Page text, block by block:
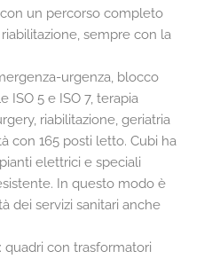
un percorso completo
sempre con la
urgenza, blocco
ISO 5 e ISO 7, terapia
riabilitazione, geriatria
con 165 posti letto. Cubi ha
elettrici e speciali
In questo modo è
dei servizi sanitari anche
quadri con trasformatori